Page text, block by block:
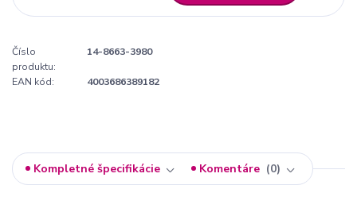
Číslo
produktu:
14-8663-3980
EAN kód: 4003686389182
Kompletné špecifikácie Komentáre 0